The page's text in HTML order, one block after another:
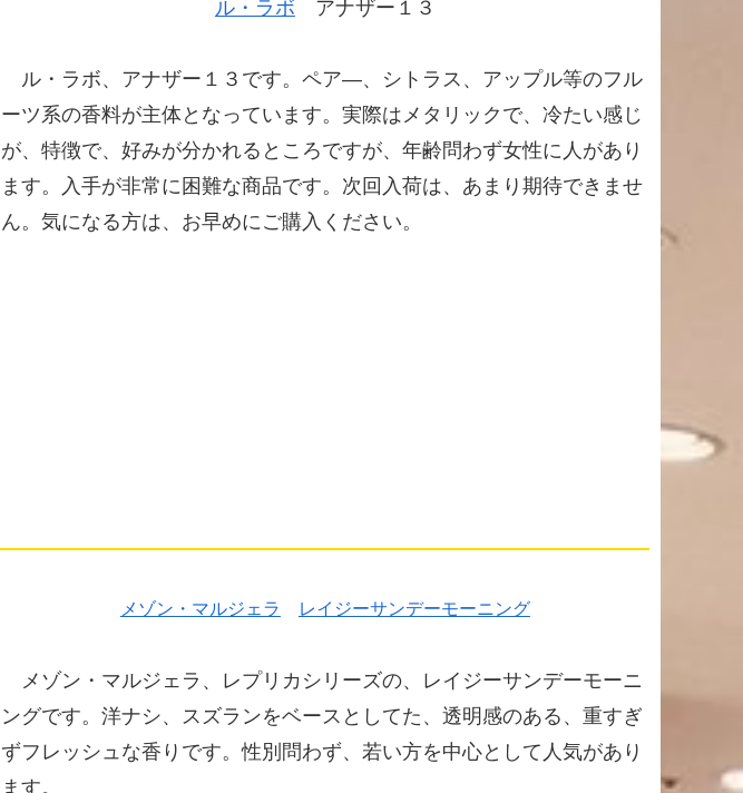
ル・ラボ アナザー１３
ル・ラボ、アナザー１３です。ペア―、シトラス、アップル等のフル
ーツ系の香料が主体となっています。実際はメタリックで、冷たい感じ
が、特徴で、好みが分かれるところですが、年齢問わず女性に人があり
ます。入手が非常に困難な商品です。次回入荷は、あまり期待できませ
ん。気になる方は、お早めにご購入ください。
メゾン・マルジェラ レイジーサンデーモーニング
メゾン・マルジェラ、レプリカシリーズの、レイジーサンデーモーニ
ングです。洋ナシ、スズランをベースとしてた、透明感のある、重すぎ
ずフレッシュな香りです。性別問わず、若い方を中心として人気があり
ます。